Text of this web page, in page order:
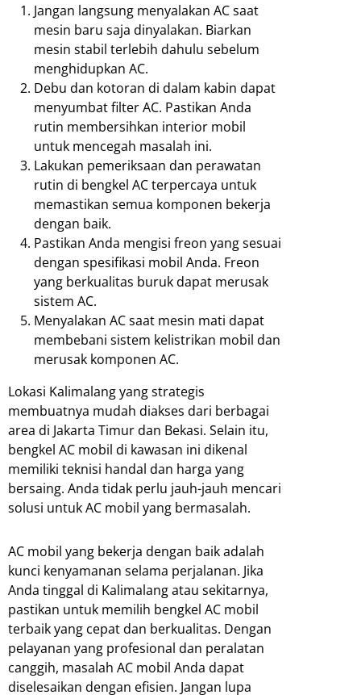
Jangan langsung menyalakan AC saat
mesin baru saja dinyalakan. Biarkan
mesin stabil terlebih dahulu sebelum
menghidupkan AC.
Debu dan kotoran di dalam kabin dapat
menyumbat filter AC. Pastikan Anda
rutin membersihkan interior mobil
untuk mencegah masalah ini.
Lakukan pemeriksaan dan perawatan
rutin di bengkel AC terpercaya untuk
memastikan semua komponen bekerja
dengan baik.
Pastikan Anda mengisi freon yang sesuai
dengan spesifikasi mobil Anda. Freon
yang berkualitas buruk dapat merusak
sistem AC.
Menyalakan AC saat mesin mati dapat
membebani sistem kelistrikan mobil dan
merusak komponen AC.
Lokasi Kalimalang yang strategis
membuatnya mudah diakses dari berbagai
area di Jakarta Timur dan Bekasi. Selain itu,
bengkel AC mobil di kawasan ini dikenal
memiliki teknisi handal dan harga yang
bersaing. Anda tidak perlu jauh-jauh mencari
solusi untuk AC mobil yang bermasalah.
AC mobil yang bekerja dengan baik adalah
kunci kenyamanan selama perjalanan. Jika
Anda tinggal di Kalimalang atau sekitarnya,
pastikan untuk memilih bengkel AC mobil
terbaik yang cepat dan berkualitas. Dengan
pelayanan yang profesional dan peralatan
canggih, masalah AC mobil Anda dapat
diselesaikan dengan efisien. Jangan lupa